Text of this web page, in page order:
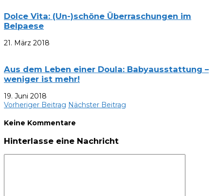
Dolce Vita: (Un-)schöne Überraschungen im
Belpaese
21. März 2018
Aus dem Leben einer Doula: Babyausstattung –
weniger ist mehr!
19. Juni 2018
Vorheriger Beitrag Nächster Beitrag
Keine Kommentare
Hinterlasse eine Nachricht